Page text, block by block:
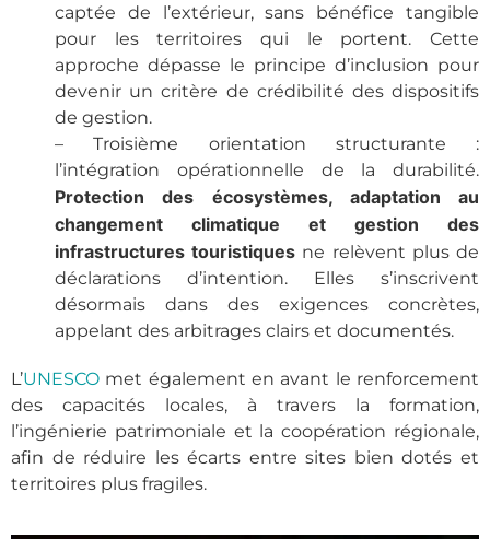
captée de l’extérieur, sans bénéfice tangible
pour les territoires qui le portent. Cette
approche dépasse le principe d’inclusion pour
devenir un critère de crédibilité des dispositifs
de gestion.
– Troisième orientation structurante :
l’intégration opérationnelle de la durabilité.
Protection des écosystèmes, adaptation au
changement climatique et gestion des
infrastructures touristiques ne relèvent plus de
déclarations d’intention. Elles s’inscrivent
désormais dans des exigences concrètes,
appelant des arbitrages clairs et documentés.
L’UNESCO met également en avant le renforcement
des capacités locales, à travers la formation,
l’ingénierie patrimoniale et la coopération régionale,
afin de réduire les écarts entre sites bien dotés et
territoires plus fragiles.